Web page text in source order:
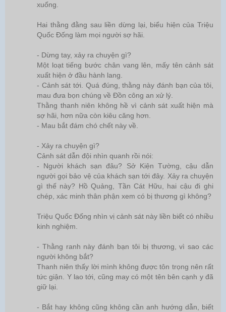
xuống.
Hai thằng đằng sau liền dừng lại, biểu hiện của Triệu
Quốc Đống làm mọi người sợ hãi.
- Dừng tay, xảy ra chuyện gì?
Một loạt tiếng bước chân vang lên, mấy tên cảnh sát
xuất hiện ở đầu hành lang.
- Cảnh sát tới. Quá đúng, thằng này đánh bạn của tôi,
mau đưa bọn chúng về Đồn công an xử lý.
Thằng thanh niên không hề vì cảnh sát xuất hiện mà
sợ hãi, hơn nữa còn kiêu căng hơn.
- Mau bắt đám chó chết này về.
- Xảy ra chuyện gì?
Cảnh sát dẫn đội nhìn quanh rồi nói:
- Người khách sạn đâu? Sở Kiện Tường, cậu dẫn
người gọi bảo vệ của khách sạn tới đây. Xảy ra chuyện
gì thế này? Hồ Quảng, Tần Cát Hữu, hai cậu đi ghi
chép, xác minh thân phận xem có bị thương gì không?
Triệu Quốc Đống nhìn vị cảnh sát này liền biết có nhiều
kinh nghiệm.
- Thằng ranh này đánh bạn tôi bị thương, vì sao các
người không bắt?
Thanh niên thấy lời mình không được tôn trọng nên rất
tức giận. Y lao tới, cũng may có một tên bên cạnh y đã
giữ lại.
- Bắt hay không cũng không cần anh hướng dẫn, biết